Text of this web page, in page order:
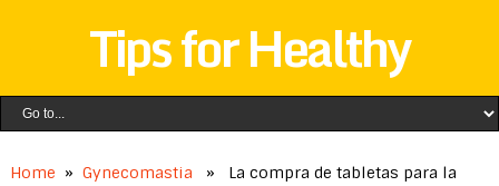
Tips for Healthy
Home » Gynecomastia » La compra de tabletas para la